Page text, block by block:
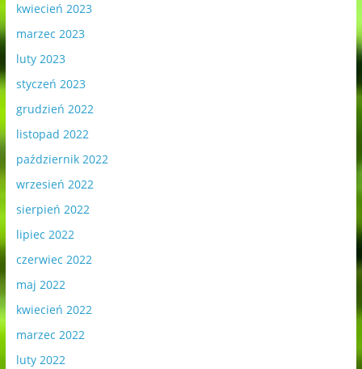
kwiecień 2023
marzec 2023
luty 2023
styczeń 2023
grudzień 2022
listopad 2022
październik 2022
wrzesień 2022
sierpień 2022
lipiec 2022
czerwiec 2022
maj 2022
kwiecień 2022
marzec 2022
luty 2022